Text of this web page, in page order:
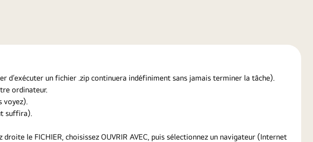
un fichier .zip continuera indéfiniment sans jamais terminer la tâche).
ordinateur.
voyez).
suffira).
le FICHIER, choisissez OUVRIR AVEC, puis sélectionnez un navigateur (Internet